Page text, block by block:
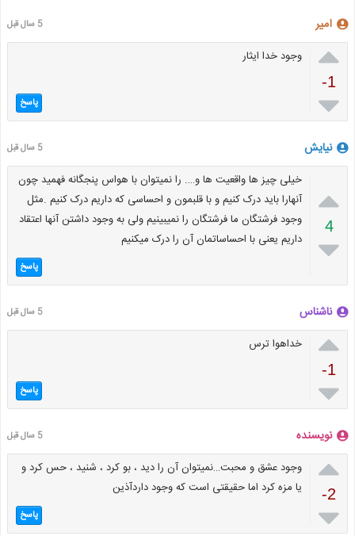
امیر 5 سال قبل

-1

وجود خدا ایثار
پاسخ
نیایش 5 سال قبل

4

خیلی چیز ها واقعیت ها و…. را نمیتوان با هواس پنجگانه فهمید چون
آنهارا باید درک کنیم و با قلبمون و احساسی که داریم درک کنیم .مثل
وجود فرشتگان ما فرشتگان را نمیبینیم ولی به وجود داشتن آنها اعتقاد
داریم یعنی با احساساتمان آن را درک میکنیم
پاسخ
ناشناس 5 سال قبل

-1

خداهوا ترس
پاسخ
نویسنده 5 سال قبل

-2

وجود عشق و محبت…نمیتوان آن را دید ، بو کرد ، شنید ، حس کرد و
یا مزه کرد اما حقیقتی است که وجود داردآذین
پاسخ